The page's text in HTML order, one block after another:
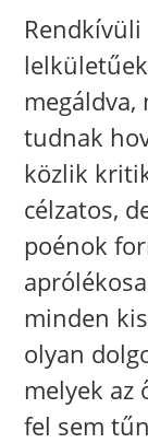
megáldva,
tudnak
közlik
célzatos,
poénok
minden
olyan
melyek az
fel sem